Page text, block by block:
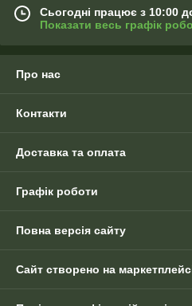
Сьогодні працює з 10:00
Показати весь графік
Про нас
Контакти
Доставка та оплата
Графік роботи
Повна версія сайту
Сайт створено на